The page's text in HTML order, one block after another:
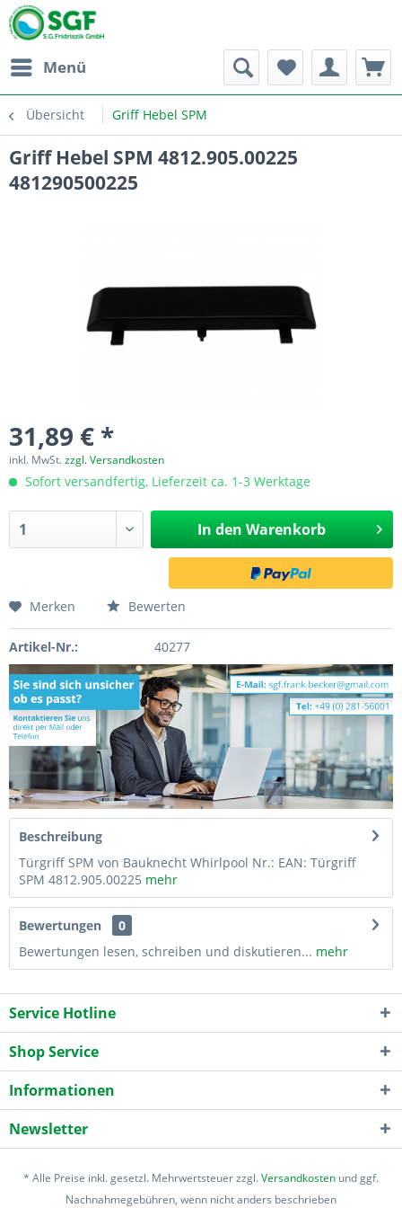
Menü
Übersicht Griff Hebel SPM
Griff Hebel SPM 4812.905.00225
481290500225
31,89 € *
inkl. MwSt.zzgl. Versandkosten
Sofort versandfertig, Lieferzeit ca. 1-3 Werktage
In den Warenkorb
Merken Bewerten
Artikel-Nr.: 40277
Beschreibung
Türgriff SPM von Bauknecht Whirlpool Nr.: EAN: Türgriff
SPM 4812.905.00225 mehr
Bewertungen
0
Bewertungen lesen, schreiben und diskutieren... mehr
Service Hotline
Shop Service
Informationen
Newsletter
* Alle Preise inkl. gesetzl. Mehrwertsteuer zzgl.Versandkosten und ggf.
Nachnahmegebühren, wenn nicht anders beschrieben